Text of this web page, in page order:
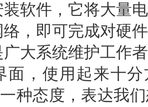
软件，它将大量
，即可完成对硬
广大系统维护工作
面，使用起来十
一种态度，表达我